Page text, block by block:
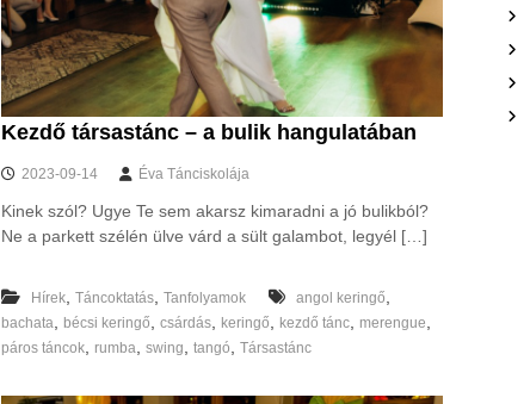
Kezdő társastánc – a bulik hangulatában
2023-09-14 Éva Tánciskolája
Kinek szól? Ugye Te sem akarsz kimaradni a jó bulikból?
Ne a parkett szélén ülve várd a sült galambot, legyél […]
Hírek ,Táncoktatás ,Tanfolyamok angol keringő
bachata bécsi keringő ,csárdás keringő kezdő tánc merengue
páros táncok rumba ,swing ,tangó ,Társastánc